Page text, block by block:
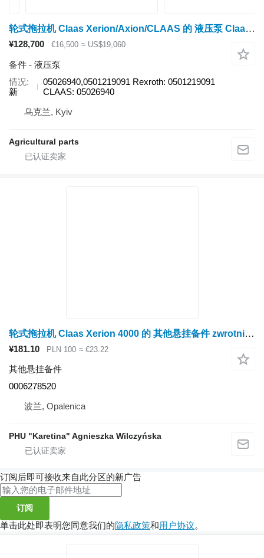
轮式拖拉机 Claas Xerion/Axion/CLAAS 的 液压泵 Claas 05026940
¥128,700 €16,500 ≈ US$19,060
备件 - 液压泵
情况
新
05026940,0501219091 Rexroth: 0501219091
CLAAS: 05026940
乌克兰, Kyiv
Agricultural parts
轮式拖拉机 Claas Xerion 4000 的 其他悬挂备件 zwrotnica – kołnierz napędu 0006278520
¥181.10 PLN 100 ≈ €23.22
其他悬挂备件
0006278520
波兰, Opalenica
PHU "Karetina" Agnieszka Wilczyńska
订阅后即可接收来自此分区的新广告
订阅
单击此处即表明您同意我们的隐私政策和用户协议。